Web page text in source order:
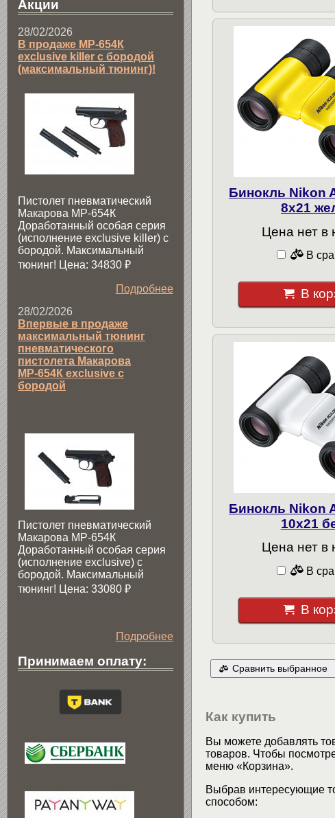
Бинокль Nikon
8x21
Цена нет в
В
В
Бинокль Nikon
10x21
Цена нет в
В
В
Сравнить выбранное
Как купить
Вы можете добавлять
товаров. Чтобы
меню «Корзина».
Выбрав интересующие
способом:
Акции
28/02/2026
В продаже МР-654К
exclusive killer с бородой
(максимальный тюнинг)!
Пистолет пневматический
Макарова МР-654К
Доработанный особая серия
(исполнение exclusive killer) с
бородой. Максимальный
тюнинг! Цена: 34830 ₽
Подробнее
28/02/2026
Впервые в продаже
максимальный тюнинг
пневматического
пистолета Макарова
МР-654К exclusive с
бородой
Пистолет пневматический
Макарова МР-654К
Доработанный особая серия
(исполнение exclusive) c
бородой. Максимальный
тюнинг! Цена: 33080 ₽
Подробнее
Принимаем оплату: